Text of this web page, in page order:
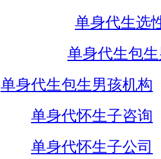
单身代生选
单身代生包
单身代生包生男孩机构
单身代怀生子咨询
单身代怀生子公司